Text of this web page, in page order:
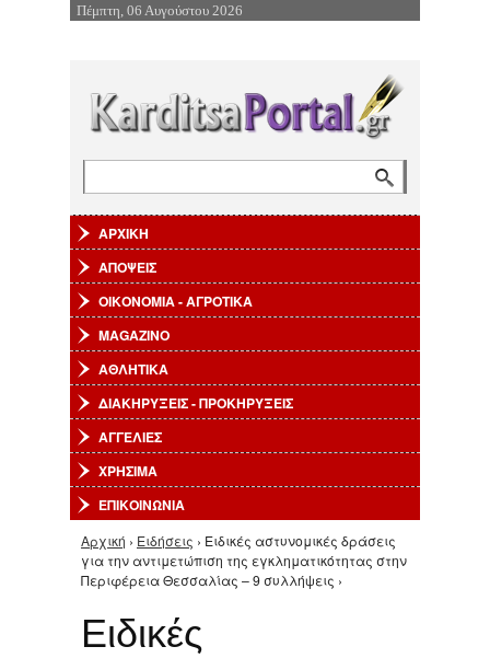
Επιστροφή στην Πλοήγηση
Πέμπτη, 06 Αυγούστου 2026
ΑΡΧΙΚΗ
ΑΠΟΨΕΙΣ
ΟΙΚΟΝΟΜΙΑ - ΑΓΡΟΤΙΚΑ
MAGAZINO
ΑΘΛΗΤΙΚΑ
ΔΙΑΚΗΡΥΞΕΙΣ - ΠΡΟΚΗΡΥΞΕΙΣ
ΑΓΓΕΛΙΕΣ
ΧΡΗΣΙΜΑ
ΕΠΙΚΟΙΝΩΝΙΑ
Είστε εδώ
Αρχική › Ειδήσεις › Ειδικές αστυνομικές δράσεις
για την αντιμετώπιση της εγκληματικότητας στην
Περιφέρεια Θεσσαλίας – 9 συλλήψεις ›
Ειδικές